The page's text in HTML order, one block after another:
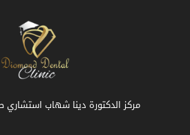
مركز الدكتورة دينا شهاب استشاري